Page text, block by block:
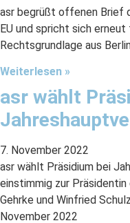
asr begrüßt offenen Brief
EU und spricht sich
Rechtsgrundlage aus
Weiterlesen »
asr wählt
7. November 2022
asr wählt Präsidium bei
einstimmig zur
Gehrke und Winfried
November 2022